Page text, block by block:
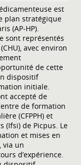
est
plan stratégique
(AP-HP).
sont représentés
avec environ
de cette
dispositif
initiale.
accepté de
de formation
(CFPPH) et
(Ifsi) de Picpus. Le
et mises en
via un
d’expérience.